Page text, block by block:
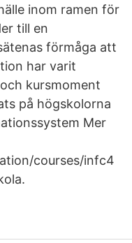
inom ramen för
till en
förmåga att
har varit
kursmoment
på högskolorna
Mer
courses/infc4